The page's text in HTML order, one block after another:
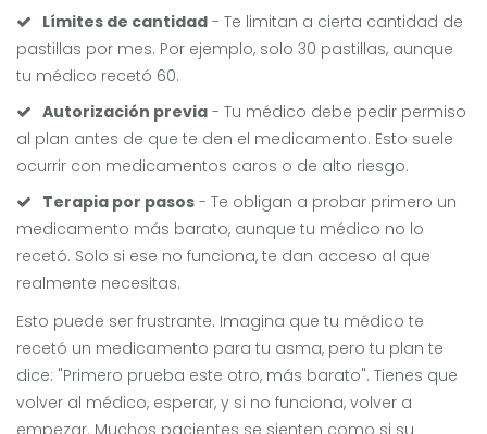
Límites de cantidad - Te limitan a cierta cantidad de
pastillas por mes. Por ejemplo, solo 30 pastillas, aunque
tu médico recetó 60.
Autorización previa - Tu médico debe pedir permiso
al plan antes de que te den el medicamento. Esto suele
ocurrir con medicamentos caros o de alto riesgo.
Terapia por pasos - Te obligan a probar primero un
medicamento más barato, aunque tu médico no lo
recetó. Solo si ese no funciona, te dan acceso al que
realmente necesitas.
Esto puede ser frustrante. Imagina que tu médico te
recetó un medicamento para tu asma, pero tu plan te
dice: "Primero prueba este otro, más barato". Tienes que
volver al médico, esperar, y si no funciona, volver a